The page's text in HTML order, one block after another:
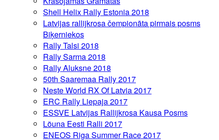
Shell Helix Rally Estonia 2018
Latvijas rallijkrosa čempionāta pirmais posms
Biķerniekos
Rally Talsi 2018
Rally Sarma 2018
Rally Aluksne 2018
50th Saaremaa Rally 2017
Neste World RX Of Latvia 2017
ERC Rally Liepaja 2017
ESSVE Latvijas Rallijkrosa Kausa Posms
Lõuna Eesti Ralli 2017
ENEOS Riga Summer Race 2017